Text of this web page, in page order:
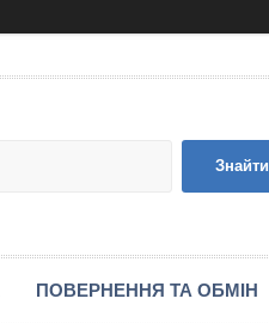
Знайти
ПОВЕРНЕННЯ ТА ОБМІН